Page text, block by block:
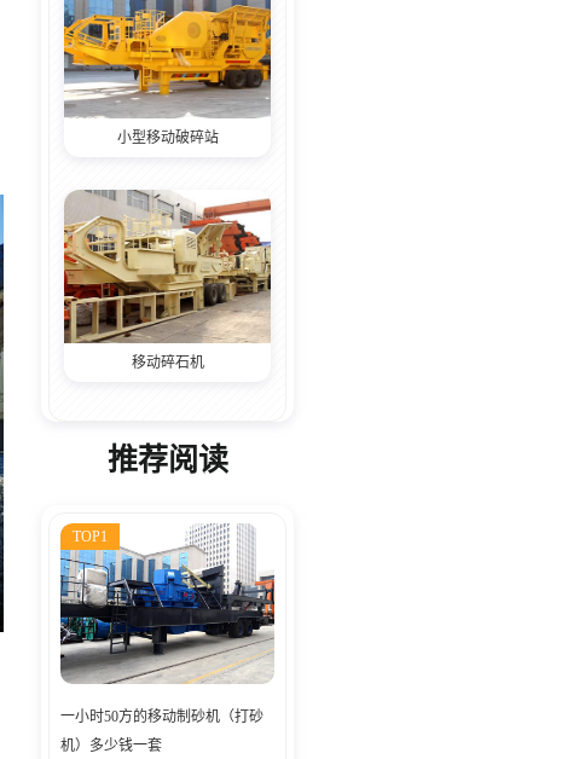
小型移动破碎站
移动碎石机
推荐阅读
TOP1
一小时50方的移动制砂机（打砂
机）多少钱一套